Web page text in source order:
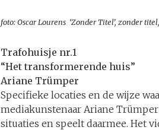
foto: Oscar Lourens ‘Zonder Titel’, zonder
Trafohuisje nr.1
“Het transformerende huis”
Ariane Trümper
Specifieke locaties en de wijze
mediakunstenaar Ariane
situaties en speelt daarmee. Het